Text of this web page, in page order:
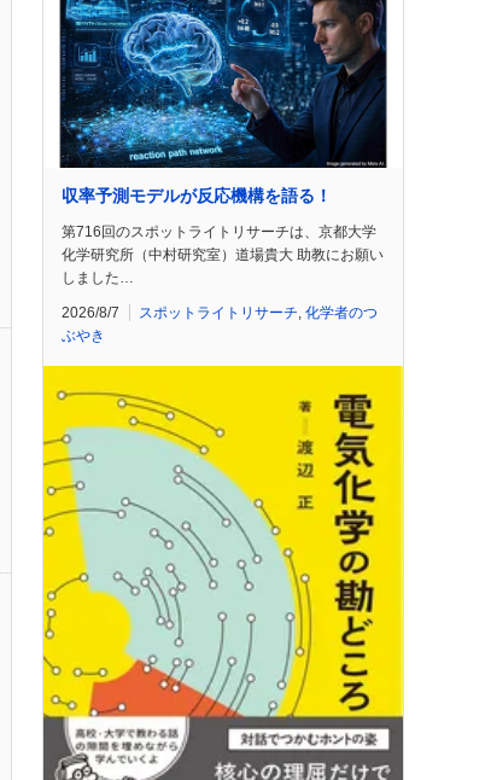
収率予測モデルが反応機構を語る！
第716回のスポットライトリサーチは、京都大学
化学研究所（中村研究室）道場貴大 助教にお願い
しました…
2026/8/7 スポットライトリサーチ 化学者のつ
ぶやき